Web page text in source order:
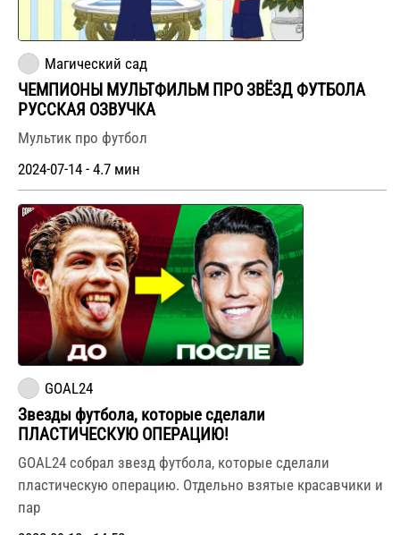
Магический сад
ЧЕМПИОНЫ МУЛЬТФИЛЬМ ПРО ЗВЁЗД ФУТБОЛА
РУССКАЯ ОЗВУЧКА
Мультик про футбол
2024-07-14 - 4.7 мин
GOAL24
Звезды футбола, которые сделали
ПЛАСТИЧЕСКУЮ ОПЕРАЦИЮ!
GOAL24 собрал звезд футбола, которые сделали
пластическую операцию. Отдельно взятые красавчики и
пар